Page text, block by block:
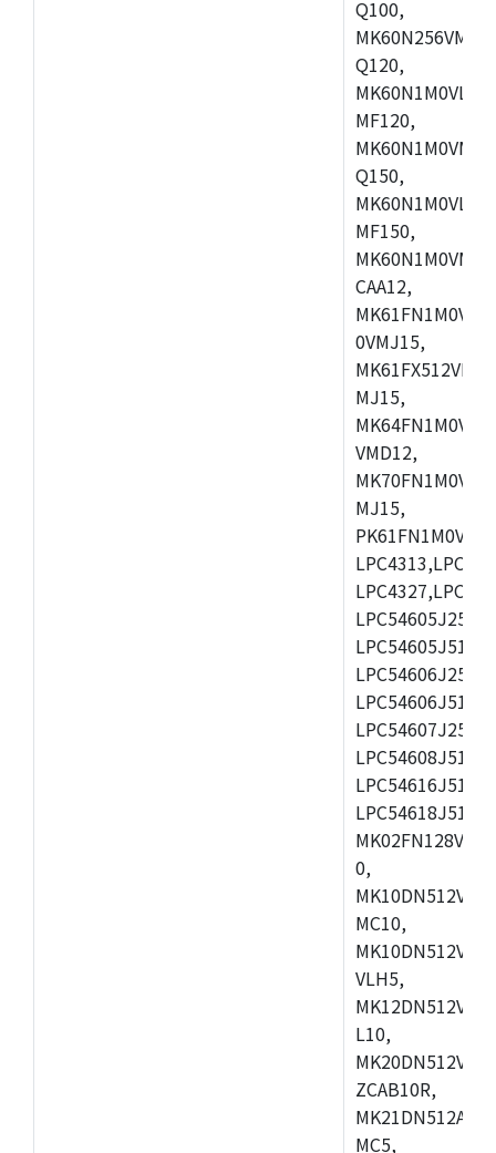
Q100,
Q120,
MF120,
Q150,
MF150,
CAA12,
0VMJ15,
MJ15,
VMD12,
MJ15,
0,
MC10,
VLH5,
L10,
ZCAB10R,
MC5,